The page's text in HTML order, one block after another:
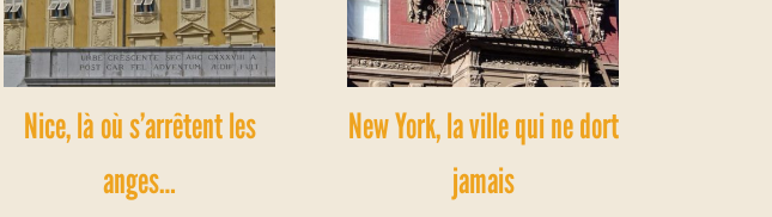
Nice, là où s’arrêtent les
anges…
New York, la ville qui ne dort
jamais